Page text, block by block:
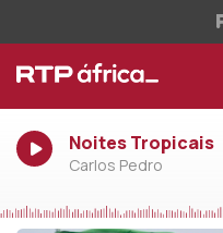
Noites Tropicais
Carlos Pedro